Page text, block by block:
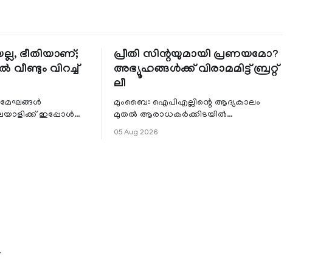
ഭീതിയാണ്;
വീണ്ടും വിറച്ച്
ഇപ്പോൾ
പ്രീതി സിന്റയുമായി പ്രണയമോ?
അഭ്യൂഹങ്ങൾക്ക് വിരാമമിട്ട് ബ്രറ്റ്
ലീ
മുംബൈ: ഐപിഎല്ലിന്റെ ആദ്യകാലം
മുതൽ ആരാധകർക്കിടയിൽ
പ്രണയ അഭ്യൂഹങ്ങൾ തള്ളി മുൻ
05 Aug 2026